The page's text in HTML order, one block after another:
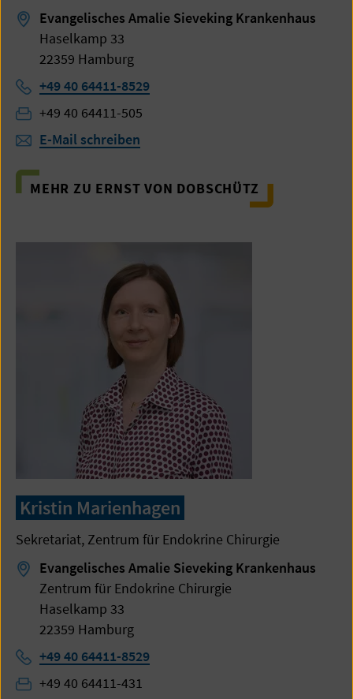
Evangelisches Amalie Sieveking Krankenhaus
Haselkamp 33
22359 Hamburg
Telefon:
+49 40 64411-8529
Fax:
+49 40 64411-505
E-Mail schreiben
MEHR ZU ERNST VON DOBSCHÜTZ
Kristin Marienhagen
Sekretariat, Zentrum für Endokrine Chirurgie
Evangelisches Amalie Sieveking Krankenhaus
Zentrum für Endokrine Chirurgie
Haselkamp 33
22359 Hamburg
Telefon:
+49 40 64411-8529
Fax:
+49 40 64411-431